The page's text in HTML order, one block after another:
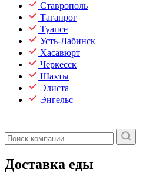
Ставрополь
Таганрог
Туапсе
Усть-Лабинск
Хасавюрт
Черкесск
Шахты
Элиста
Энгельс
Доставка еды